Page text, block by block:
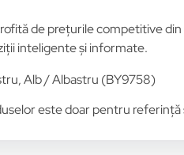
de prețurile competitive din
inteligente și informate.
Alb / Albastru (BY9758)
este doar pentru referință